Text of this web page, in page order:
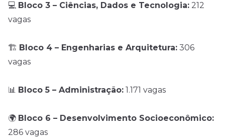
💻 Bloco 3 – Ciências, Dados e Tecnologia: 212
vagas
🏗️ Bloco 4 – Engenharias e Arquitetura: 306
vagas
📊 Bloco 5 – Administração: 1.171 vagas
🌍 Bloco 6 – Desenvolvimento Socioeconômico:
286 vagas